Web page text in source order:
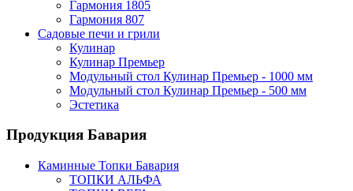
Гармония 1805
Гармония 807
Садовые печи и грили
Кулинар
Кулинар Премьер
Модульный стол Кулинар Премьер - 1000 мм
Модульный стол Кулинар Премьер - 500 мм
Эстетика
Продукция Бавария
Каминные Топки Бавария
ТОПКИ АЛЬФА